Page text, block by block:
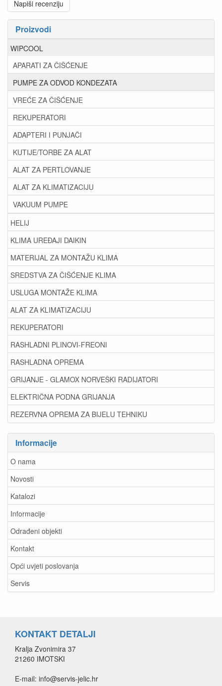
Napiši recenziju
Proizvodi
WIPCOOL
APARATI ZA ČIŠĆENJE
PUMPE ZA ODVOD KONDEZATA
VREĆE ZA ČIŠĆENJE
REKUPERATORI
ADAPTERI I PUNJAČI
KUTIJE/TORBE ZA ALAT
ALAT ZA PERTLOVANJE
ALAT ZA KLIMATIZACIJU
VAKUUM PUMPE
HELIJ
KLIMA UREĐAJI DAIKIN
MATERIJAL ZA MONTAŽU KLIMA
SREDSTVA ZA ČIŠĆENJE KLIMA
USLUGA MONTAŽE KLIMA
ALAT ZA KLIMATIZACIJU
REKUPERATORI
RASHLADNI PLINOVI-FREONI
RASHLADNA OPREMA
GRIJANJE - GLAMOX NORVEŠKI RADIJATORI
ELEKTRIČNA PODNA GRIJANJA
REZERVNA OPREMA ZA BIJELU TEHNIKU
Informacije
O nama
Novosti
Katalozi
Informacije
Odrađeni objekti
Kontakt
Opći uvjeti poslovanja
Servis
KONTAKT DETALJI
Kralja Zvonimira 37
21260 IMOTSKI
E-mail: info@servis-jelic.hr